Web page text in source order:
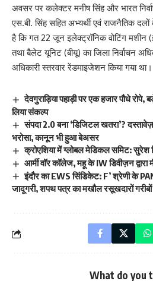
अवसर पर कलेक्टर मनीष सिंह और भारत
एस.बी. सिंह सहित अभ्यर्थी एवं राजनैतिक
है कि गत 22 जून इलेक्ट्रॉनिक वोटिंग मशीन
तथा बैलेट यूनिट (बीयू) का जिला निर्वाचन
अधिकारी स्तरवार रेंडमाइजेशन किया गया था।
देवगुराड़िया पहाड़ी पर एक हजार पौधे
लिया संकल्प
संपदा 2.0 बना ‘डिजिटल खतरा’?
भरोसा, कानून भी हुआ बेअसर
क्रोएशिया में ग्लोबल मेडिकल समिट: सुरेश
आर्मी वॉर कॉलेज, महू के IW डिवीज़न
इंदौर का EWS सिंडिकेट: F’ श्रेणी के
जादूगरी, शपथ पत्र का मखौल रसूखदारों गरीबों
What do you